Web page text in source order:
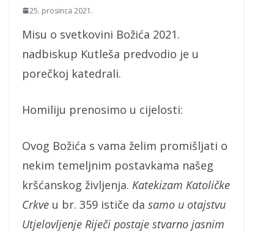
25. prosinca 2021.
Misu o svetkovini Božića 2021.
nadbiskup Kutleša predvodio je u
porečkoj katedrali.
Homiliju prenosimo u cijelosti:
Ovog Božića s vama želim promišljati o
nekim temeljnim postavkama našeg
kršćanskog življenja. Katekizam Katoličke
Crkve u br. 359 ističe da samo u otajstvu
Utjelovljenje Riječi postaje stvarno jasnim